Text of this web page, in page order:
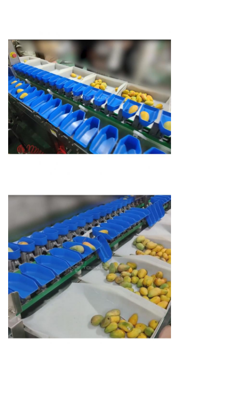
Sorteersnelheid 300 BPM
HMI 7” kleuren touchscreen
Productgrootte ≤1800mm(L)*120mm(B)
Besturingssysteem Hoge snelheid A/D-controller
AC220V±10% 50Hz/
Machine afmetingen
Afkeurapparaat Omkeerapparaat
Werkomstandigheden
Temperatuur: 0℃~40℃;
Vochtigheid: 30%~95%